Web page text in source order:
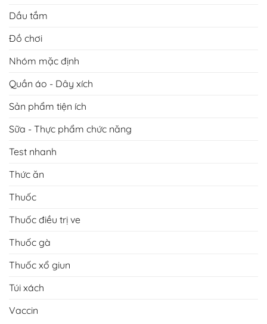
Dầu tắm
Đồ chơi
Nhóm mặc định
Quần áo - Dây xích
Sản phẩm tiện ích
Sữa - Thực phẩm chức năng
Test nhanh
Thức ăn
Thuốc
Thuốc điều trị ve
Thuốc gà
Thuốc xổ giun
Túi xách
Vaccin